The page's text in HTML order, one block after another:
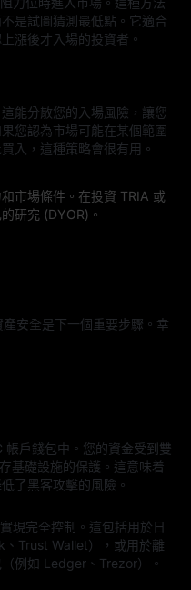
是試圖猜測最低點。它適合
漲後才入場的投資者。
能分散您的入場風險，讓您
您認為市場可能在某個範圍
入，這種策略會很有用。
市場條件。在投資 TRIA 或
研究 (DYOR)。
安全是下一個重要步驟。幸
戶錢包中。您的資金受到雙
基礎設施的保護。這意味着
了黑客攻擊的風險。
現完全控制。這包括用於日
Trust Wallet），或用於離
例如 Ledger、Trezor）。